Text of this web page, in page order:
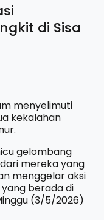
di Sisa
menyelimuti
kekalahan
gelombang
mereka yang
menggelar aksi
berada di
(3/5/2026)